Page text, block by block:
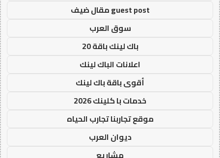
guest post مقال ضيف
سوق العرب
باك لينك باقة 20
اعلانات الباك لينك
أقوى باقة باك لينك
خدمات با كلينك 2026
موقع تجاربنا تجارب الحياه
ديوان العرب